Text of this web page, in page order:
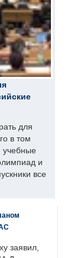
для
в том
учебные
и
все
заявил,